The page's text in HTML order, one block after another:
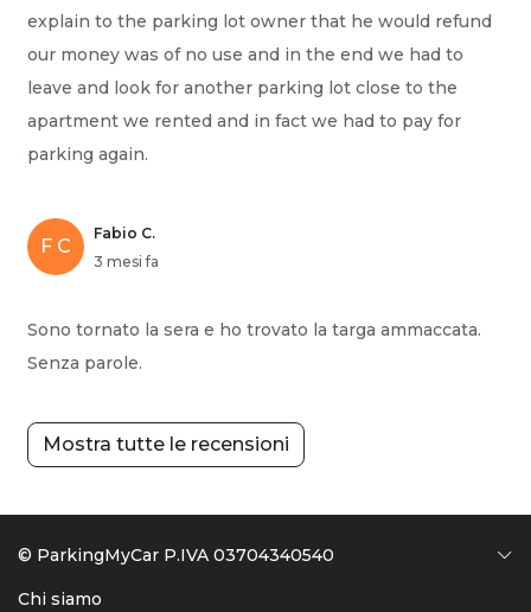
explain to the parking lot owner that he would refund
our money was of no use and in the end we had to
leave and look for another parking lot close to the
apartment we rented and in fact we had to pay for
parking again.
F C
Fabio C.
3 mesi fa
Sono tornato la sera e ho trovato la targa ammaccata.
Senza parole.
Mostra tutte le recensioni
© ParkingMyCar P.IVA 03704340540
Chi siamo